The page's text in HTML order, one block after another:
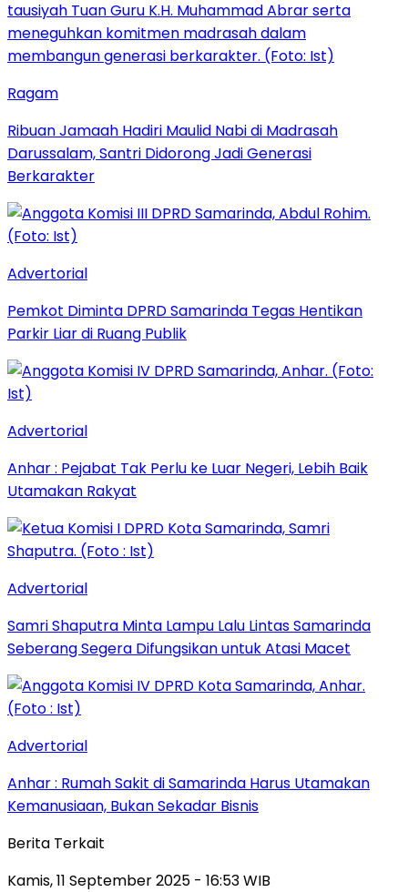
Ragam
Ribuan Jamaah Hadiri Maulid Nabi di Madrasah
Darussalam, Santri Didorong Jadi Generasi
Berkarakter
Advertorial
Pemkot Diminta DPRD Samarinda Tegas Hentikan
Parkir Liar di Ruang Publik
Advertorial
Anhar : Pejabat Tak Perlu ke Luar Negeri, Lebih Baik
Utamakan Rakyat
Advertorial
Samri Shaputra Minta Lampu Lalu Lintas Samarinda
Seberang Segera Difungsikan untuk Atasi Macet
Advertorial
Anhar : Rumah Sakit di Samarinda Harus Utamakan
Kemanusiaan, Bukan Sekadar Bisnis
Berita Terkait
Kamis, 11 September 2025 - 16:53 WIB